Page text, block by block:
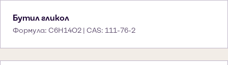
Бутил гликол
Формула: C6H14O2 | CAS: 111-76-2